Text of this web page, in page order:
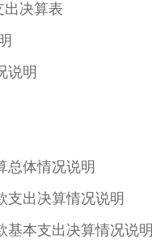
决算表
明
体情况说明
出决算情况说明
本支出决算情况说明